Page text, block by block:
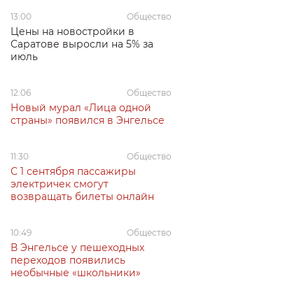
13:00 Общество
Цены на новостройки в
Саратове выросли на 5% за
июль
12:06 Общество
Новый мурал «Лица одной
страны» появился в Энгельсе
11:30 Общество
С 1 сентября пассажиры
электричек смогут
возвращать билеты онлайн
10:49 Общество
В Энгельсе у пешеходных
переходов появились
необычные «школьники»